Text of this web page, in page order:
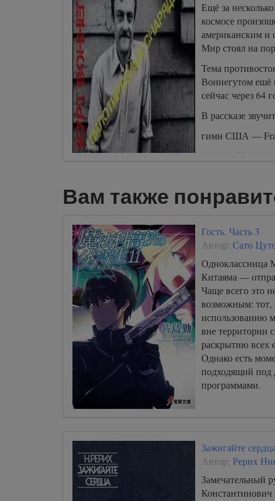
Ещё за
космосе
американским и
Мир стоял на
Тема
Воннегутом ешё
сейчас через 64
В рассказе
гимн США —
Space Oddity —
Вам также
Гость. Часть 3
Автор: Сато
Китаяма —
Чаще всего это
возможным: тот,
использованию
вне территории
раскрытию всех
Однако есть
подходящий
программами.
Зажигайте сердца
Автор: Рерих
Замечательный